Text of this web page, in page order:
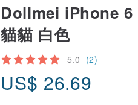
Dollmei iPhone 6
貓貓 白色
5.0 (2)
US$ 26.69